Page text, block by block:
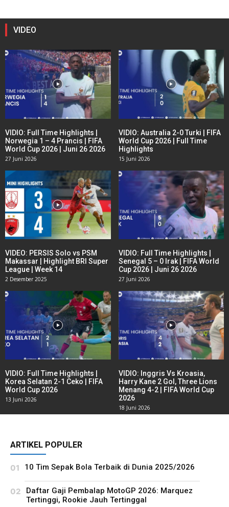
VIDEO
VIDIO: Full Time Highlights |
Norwegia 1 – 4 Prancis | FIFA
World Cup 2026 | Juni 26 2026
27 Juni 2026
VIDIO: Australia 2-0 Turki | FIFA
World Cup 2026 | Full Time
Highlights
15 Juni 2026
VIDEO: PERSIS Solo vs PSM
Makassar | Highlight BRI Super
League | Week 14
2 Desember 2025
VIDIO: Full Time Highlights |
Senegal 5 – 0 Irak | FIFA World
Cup 2026 | Juni 26 2026
27 Juni 2026
VIDIO: Full Time Highlights |
Korea Selatan 2-1 Ceko | FIFA
World Cup 2026
13 Juni 2026
VIDIO: Inggris Vs Kroasia,
Harry Kane 2 Gol, Three Lions
Menang 4-2 | FIFA World Cup
2026
18 Juni 2026
ARTIKEL POPULER
10 Tim Sepak Bola Terbaik di Dunia 2025/2026
Daftar Gaji Pembalap MotoGP 2026: Marquez
Tertinggi, Rookie Jauh Tertinggal